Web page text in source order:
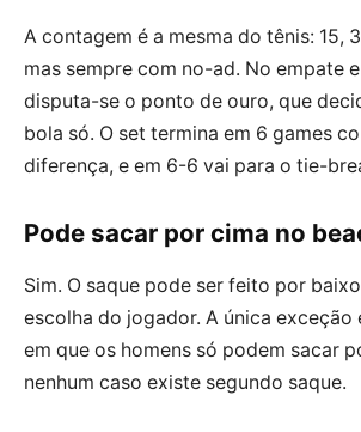
A contagem é a mesma do tênis: 15,
mas sempre com no-ad. No empate
disputa-se o ponto de ouro, que
bola só. O set termina em 6 games
diferença, e em 6-6 vai para o tie-
Pode sacar por cima no
Sim. O saque pode ser feito por
escolha do jogador. A única exceção
em que os homens só podem sacar
nenhum caso existe segundo saque.